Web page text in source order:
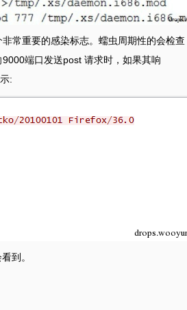
常重要的感染标志。蠕虫周期性的会检查
端口发送post 请求时，如果其响
:
到。